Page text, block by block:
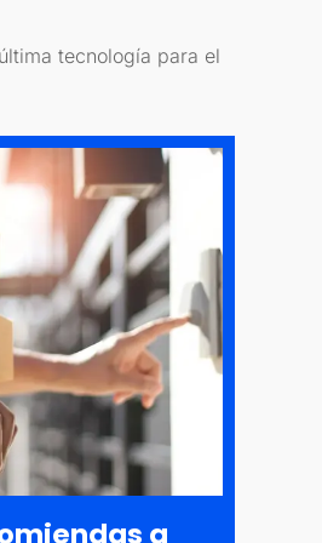
tecnología para el
a